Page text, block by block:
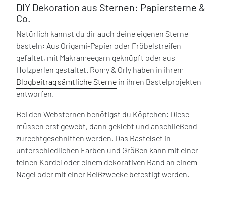
DIY Dekoration aus Sternen: Papiersterne &
Co.
Natürlich kannst du dir auch deine eigenen Sterne
basteln: Aus Origami-Papier oder Fröbelstreifen
gefaltet, mit Makrameegarn geknüpft oder aus
Holzperlen gestaltet. Romy & Orly haben in ihrem
Blogbeitrag sämtliche Sterne in ihren Bastelprojekten
entworfen.
Bei den Websternen benötigst du Köpfchen: Diese
müssen erst gewebt, dann geklebt und anschließend
zurechtgeschnitten werden. Das Bastelset in
unterschiedlichen Farben und Größen kann mit einer
feinen Kordel oder einem dekorativen Band an einem
Nagel oder mit einer Reißzwecke befestigt werden.